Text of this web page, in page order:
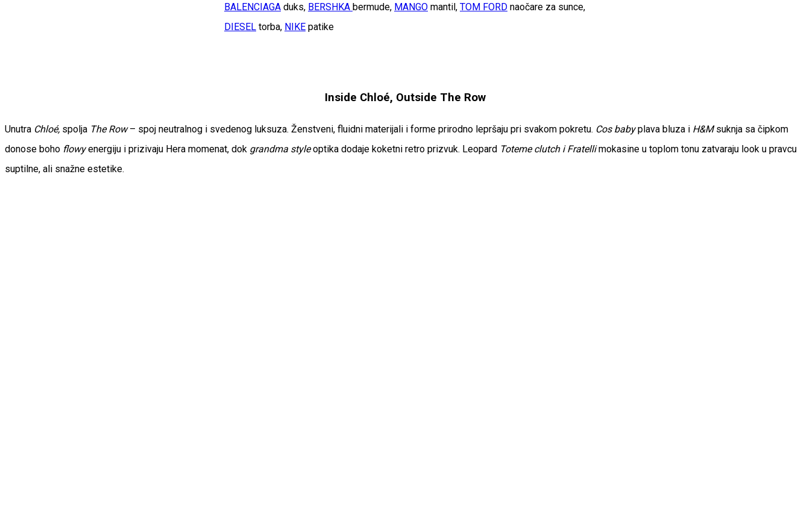
BALENCIAGA duks, BERSHKA bermude, MANGO mantil, TOM FORD naočare za sunce,
DIESEL torba, NIKE patike
Inside Chloé, Outside The Row
Unutra Chloé, spolja The Row– spoj neutralnog i svedenog luksuza. Ženstveni, fluidni materijali i forme prirodno lepršaju pri svakom pokretu. Cos babyplava bluza i H&Msuknja sa čipkom
donose boho flowyenergiju i prizivaju Hera momenat, dok grandma styleoptika dodaje koketni retro prizvuk. Leopard Toteme clutch i Fratellimokasine u toplom tonu zatvaraju look u pravcu
suptilne, ali snažne estetike.